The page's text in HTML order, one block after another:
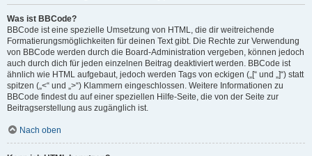
Was ist BBCode?
BBCode ist eine spezielle Umsetzung von HTML, die dir weitreichende
Formatierungsmöglichkeiten für deinen Text gibt. Die Rechte zur Verwendung
von BBCode werden durch die Board-Administration vergeben, können jedoch
auch durch dich für jeden einzelnen Beitrag deaktiviert werden. BBCode ist
ähnlich wie HTML aufgebaut, jedoch werden Tags von eckigen („[“ und „]“) statt
spitzen („<“ und „>“) Klammern eingeschlossen. Weitere Informationen zu
BBCode findest du auf einer speziellen Hilfe-Seite, die von der Seite zur
Beitragserstellung aus zugänglich ist.
Nach oben